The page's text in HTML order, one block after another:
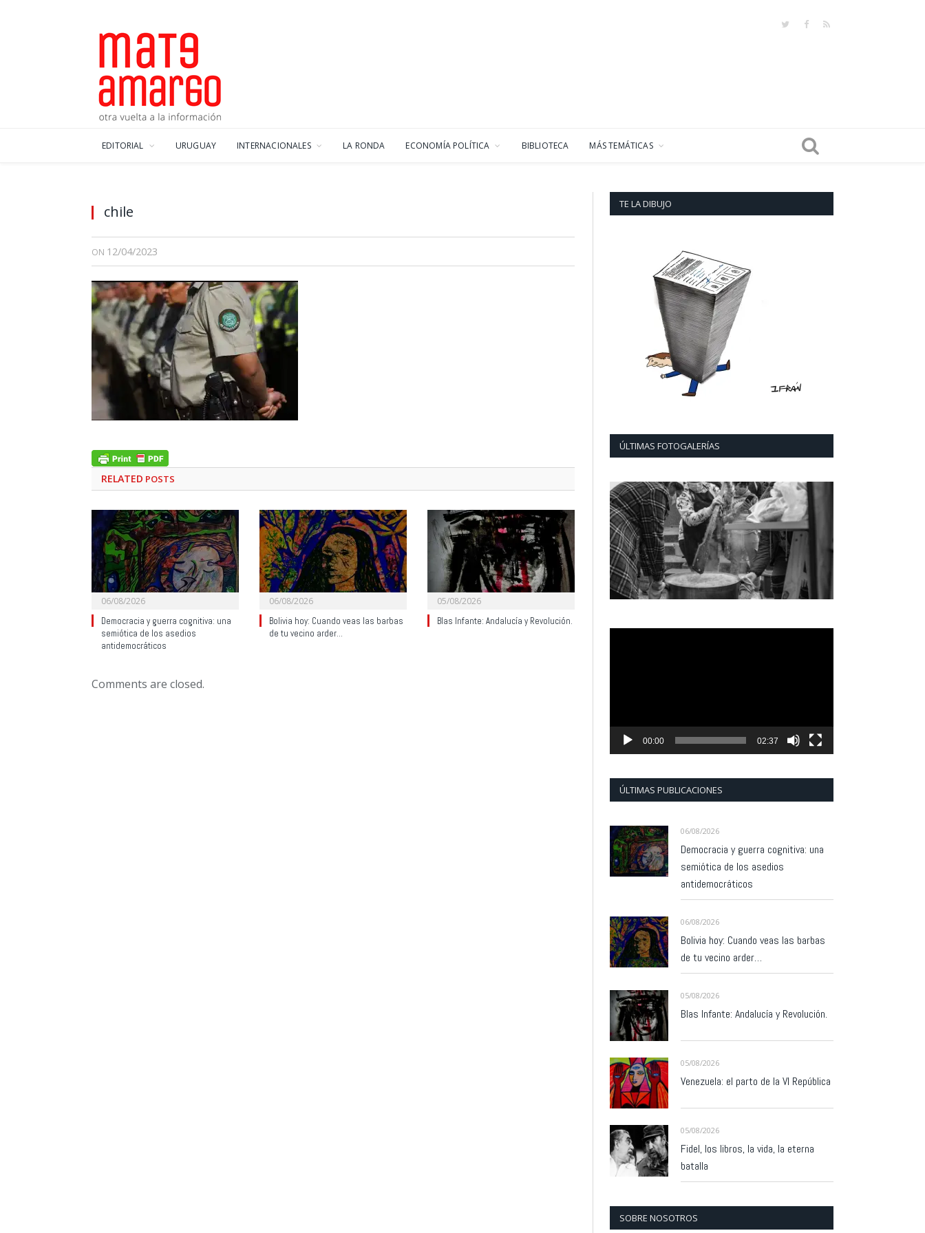
TwitterFacebook
RSS
EDITORIAL URUGUAY INTERNACIONALES LA RONDA ECONOMÍA POLÍTICA BIBLIOTECA MÁS TEMÁTICAS
chile
ON 12/04/2023
RELATED POSTS
06/08/2026
Democracia y guerra cognitiva: una
semiótica de los asedios
antidemocráticos
06/08/2026
Bolivia hoy: Cuando veas las barbas
de tu vecino arder…
05/08/2026
Blas Infante: Andalucía y Revolución.
Comments are closed.
TE LA DIBUJO
ÚLTIMAS FOTOGALERÍAS
00:00 02:37
ÚLTIMAS PUBLICACIONES
06/08/2026
Democracia y guerra cognitiva: una
semiótica de los asedios
antidemocráticos
06/08/2026
Bolivia hoy: Cuando veas las barbas
de tu vecino arder…
05/08/2026
Blas Infante: Andalucía y Revolución.
05/08/2026
Venezuela: el parto de la VI República
05/08/2026
Fidel, los libros, la vida, la eterna
batalla
SOBRE NOSOTROS